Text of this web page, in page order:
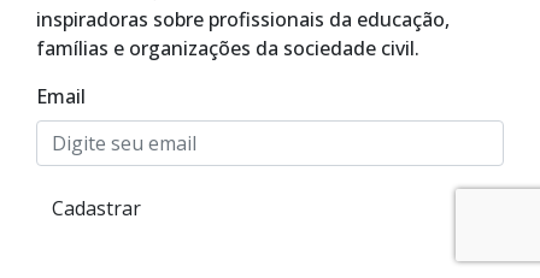
Alto Contraste
Termos de Uso e Política de
inspiradoras sobre profissionais da educação,
famílias e organizações da sociedade civil.
Email
Cadastrar